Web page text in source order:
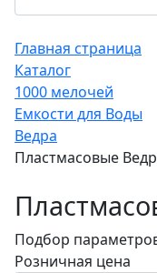
Главная страница
Каталог
1000 мелочей
Емкости для Воды
Ведра
Пластмасовые
Подбор
Розничная цена